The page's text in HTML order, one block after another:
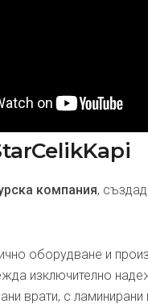
компания,
оборудване и
изключително
врати, с ламинирани